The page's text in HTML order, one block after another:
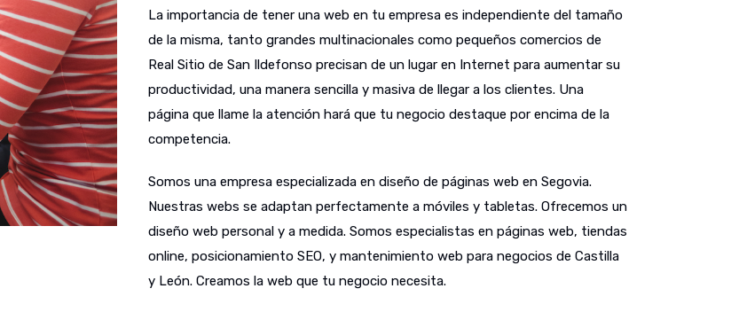
La importancia de tener una web en tu empresa es independiente del tamaño
de la misma, tanto grandes multinacionales como pequeños comercios de
Real Sitio de San Ildefonso precisan de un lugar en Internet para aumentar su
productividad, una manera sencilla y masiva de llegar a los clientes. Una
página que llame la atención hará que tu negocio destaque por encima de la
competencia.
Somos una empresa especializada en diseño de páginas web en Segovia.
Nuestras webs se adaptan perfectamente a móviles y tabletas. Ofrecemos un
diseño web personal y a medida. Somos especialistas en páginas web, tiendas
online, posicionamiento SEO, y mantenimiento web para negocios de Castilla
y León. Creamos la web que tu negocio necesita.